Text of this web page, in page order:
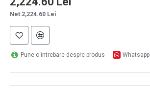
Net:2,224.60 Lei
Pune o întrebare despre produs Whatsapp